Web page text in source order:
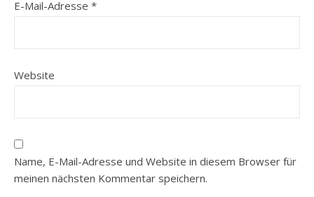
E-Mail-Adresse *
Website
Name, E-Mail-Adresse und Website in diesem Browser für
meinen nächsten Kommentar speichern.